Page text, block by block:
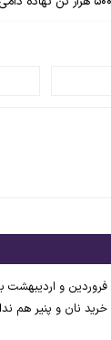
فروردین و